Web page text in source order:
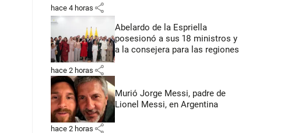
hace 4 horas share
Abelardo de la Espriella
posesionó a sus 18 ministros y
a la consejera para las regiones
hace 2 horas share
Murió Jorge Messi, padre de
Lionel Messi, en Argentina
hace 2 horas share